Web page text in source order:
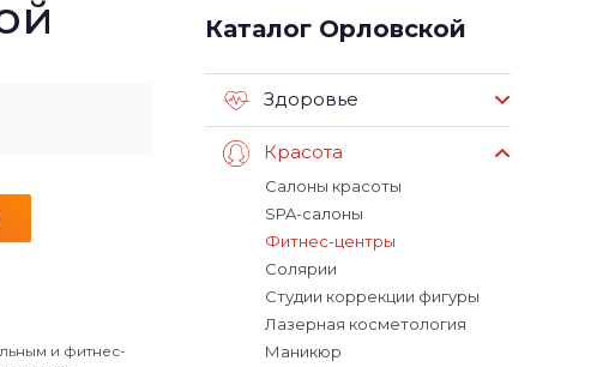
и фитнес-
Каталог Орловской
Здоровье
Красота
Салоны красоты
SPA-салоны
Фитнес-центры
Солярии
Студии коррекции фигуры
Лазерная косметология
Маникюр